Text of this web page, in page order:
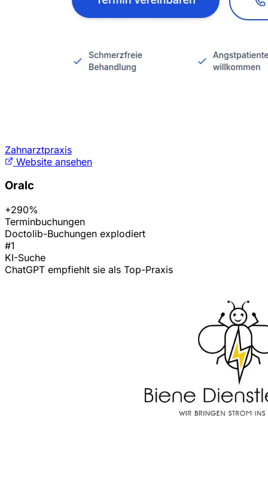
Zahnarztpraxis
Website ansehen
Oralc
+290%
Terminbuchungen
Doctolib-Buchungen explodiert
#1
KI-Suche
ChatGPT empfiehlt sie als Top-Praxis